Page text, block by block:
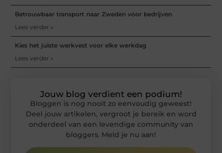
Betrouwbaar transport naar Zweden voor bedrijven
Lees verder »
Kies het juiste werkvest voor elke werkdag
Lees verder »
Jouw blog verdient een podium!
Bloggen is nog nooit zo eenvoudig geweest!
Deel jouw artikelen, vergroot je bereik en word
onderdeel van een levendige community van
bloggers. Meld je nu aan!